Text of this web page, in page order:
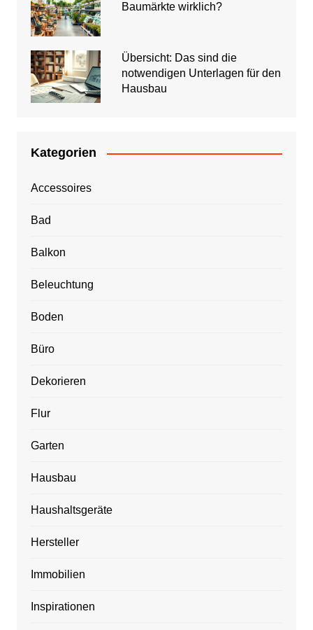
Baumärkte wirklich?
Übersicht: Das sind die
notwendigen Unterlagen für den
Hausbau
Kategorien
Accessoires
Bad
Balkon
Beleuchtung
Boden
Büro
Dekorieren
Flur
Garten
Hausbau
Haushaltsgeräte
Hersteller
Immobilien
Inspirationen